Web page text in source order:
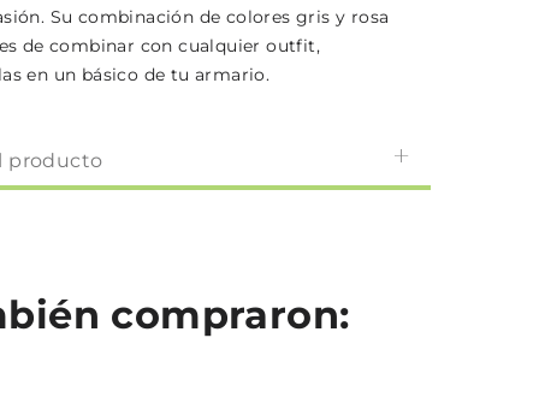
Su combinación de colores gris y rosa
de combinar con cualquier outfit,
en un básico de tu armario.
producto
compraron: